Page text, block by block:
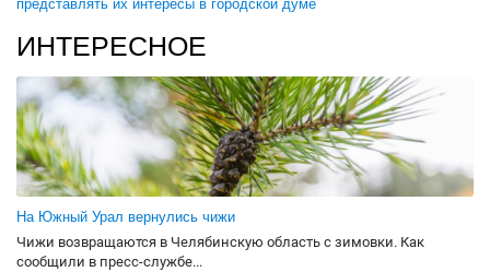
представлять их интересы в городской думе
ИНТЕРЕСНОЕ
На Южный Урал вернулись чижи
Чижи возвращаются в Челябинскую область с зимовки. Как
сообщили в пресс-службе...